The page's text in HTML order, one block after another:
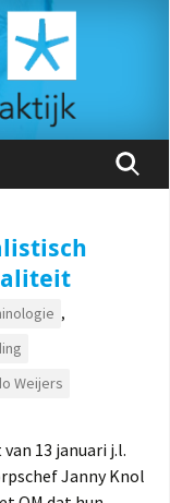
Zoeken
naar:
,
Weijers
13 januari j.l.
Janny Knol